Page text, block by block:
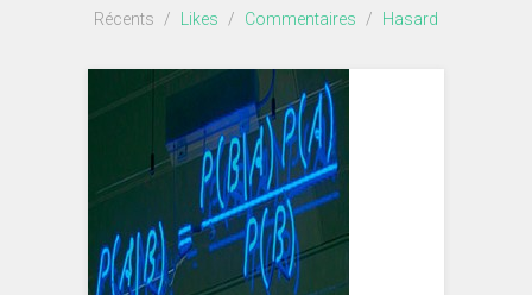
Récents / Likes / Commentaires / Hasard